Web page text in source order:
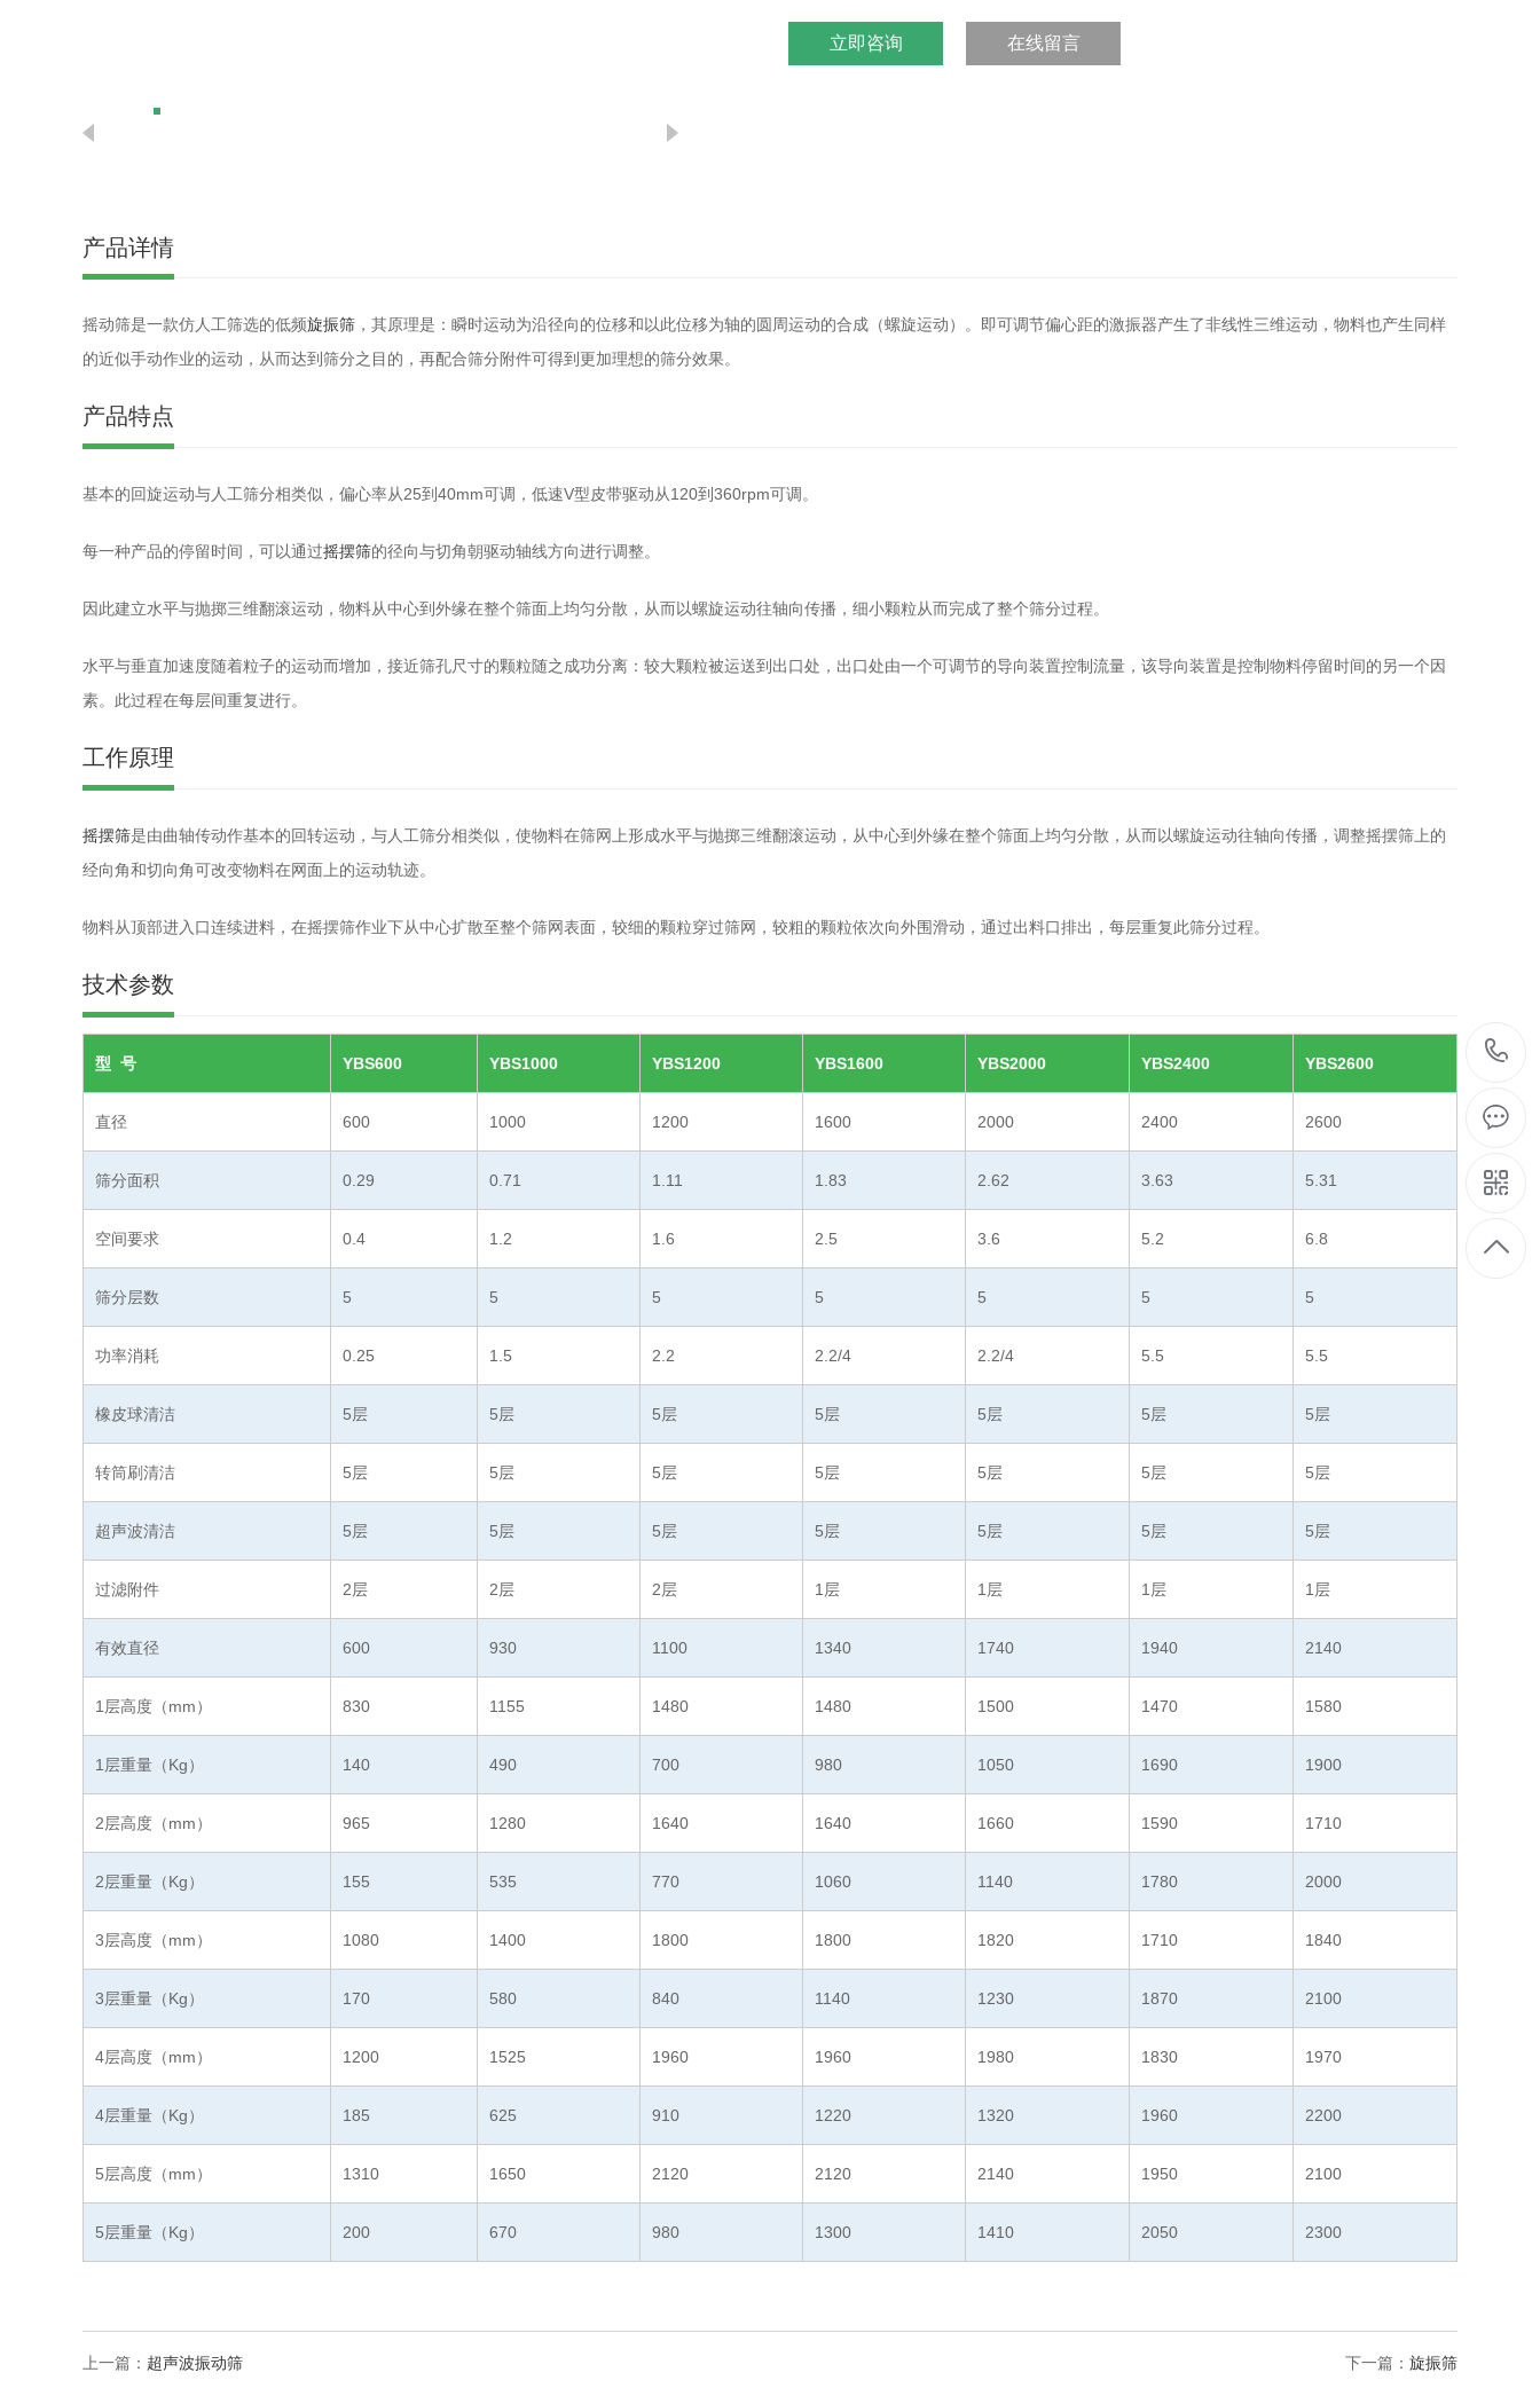
立即咨询 在线留言
产品详情
摇动筛是一款仿人工筛选的低频旋振筛 ，其原理是：瞬时运动为沿径向的位移和以此位移为轴的圆周运动的合成（螺旋运动）。即可调节偏心距的激振器产生了非线性三维运动，物料也产生同样
的近似手动作业的运动，从而达到筛分之目的，再配合筛分附件可得到更加理想的筛分效果。
产品特点
基本的回旋运动与人工筛分相类似，偏心率从25到40mm可调，低速V型皮带驱动从120到360rpm可调。
每一种产品的停留时间，可以通过摇摆筛的径向与切角朝驱动轴线方向进行调整。
因此建立水平与抛掷三维翻滚运动，物料从中心到外缘在整个筛面上均匀分散，从而以螺旋运动往轴向传播，细小颗粒从而完成了整个筛分过程。
水平与垂直加速度随着粒子的运动而增加，接近筛孔尺寸的颗粒随之成功分离：较大颗粒被运送到出口处，出口处由一个可调节的导向装置控制流量，该导向装置是控制物料停留时间的另一个因
素。此过程在每层间重复进行。
工作原理
摇摆筛是由曲轴传动作基本的回转运动，与人工筛分相类似，使物料在筛网上形成水平与抛掷三维翻滚运动，从中心到外缘在整个筛面上均匀分散，从而以螺旋运动往轴向传播，调整摇摆筛上的
经向角和切向角可改变物料在网面上的运动轨迹。
物料从顶部进入口连续进料，在摇摆筛作业下从中心扩散至整个筛网表面，较细的颗粒穿过筛网，较粗的颗粒依次向外围滑动，通过出料口排出，每层重复此筛分过程。
技术参数
型 号 YBS600 YBS1000 YBS1200 YBS1600 YBS2000 YBS2400 YBS2600
直径 600 1000 1200 1600 2000 2400 2600
筛分面积 0.29 0.71 1.11 1.83 2.62 3.63 5.31
空间要求 0.4 1.2 1.6 2.5 3.6 5.2 6.8
筛分层数 5 5 5 5 5 5 5
功率消耗 0.25 1.5 2.2 2.2/4 2.2/4 5.5 5.5
橡皮球清洁 5层 5层 5层 5层 5层 5层 5层
转筒刷清洁 5层 5层 5层 5层 5层 5层 5层
超声波清洁 5层 5层 5层 5层 5层 5层 5层
过滤附件 2层 2层 2层 1层 1层 1层 1层
有效直径 600 930 1100 1340 1740 1940 2140
1层高度（mm） 830 1155 1480 1480 1500 1470 1580
1层重量（Kg） 140 490 700 980 1050 1690 1900
2层高度（mm） 965 1280 1640 1640 1660 1590 1710
2层重量（Kg） 155 535 770 1060 1140 1780 2000
3层高度（mm） 1080 1400 1800 1800 1820 1710 1840
3层重量（Kg） 170 580 840 1140 1230 1870 2100
4层高度（mm） 1200 1525 1960 1960 1980 1830 1970
4层重量（Kg） 185 625 910 1220 1320 1960 2200
5层高度（mm） 1310 1650 2120 2120 2140 1950 2100
5层重量（Kg） 200 670 980 1300 1410 2050 2300
上一篇： 超声波振动筛 下一篇： 旋振筛